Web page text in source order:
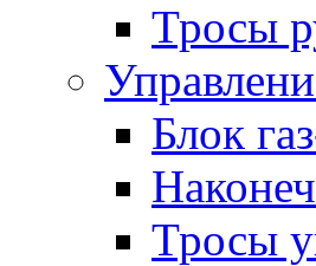
Тросы
Блок
Тросы